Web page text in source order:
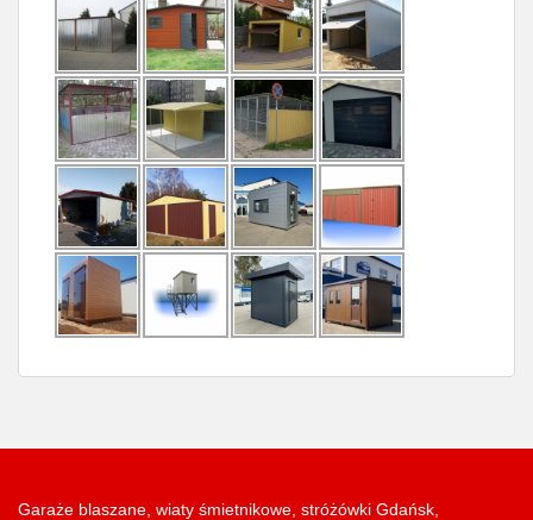
Garaże blaszane, wiaty śmietnikowe, stróżówki Gdańsk,